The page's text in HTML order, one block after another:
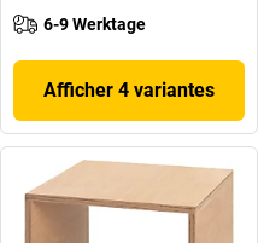
6-9 Werktage
Afficher 4 variantes